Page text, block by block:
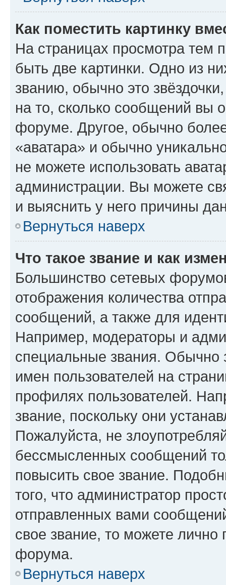
Как поместить картинку
На страницах просмотра тем
быть две картинки. Одно из
званию, обычно это
на то, сколько сообщений вы
форуме. Другое, обычно
«аватара» и обычно
не можете использовать
администрации. Вы можете
и выяснить у него причины
Вернуться наверх
Что такое звание и как
Большинство сетевых
отображения количества
сообщений, а также для
Например, модераторы и
специальные звания. Обычно
имен пользователей на
профилях пользователей.
звание, поскольку они
Пожалуйста, не
бессмысленных сообщений
повысить свое звание.
того, что администратор
отправленных вами
свое звание, то можете лично
форума.
Вернуться наверх